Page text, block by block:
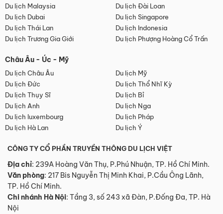
Du lịch Malaysia
Du lịch Đài Loan
Du lịch Dubai
Du lịch Singapore
Du lịch Thái Lan
Du lịch Indonesia
Du lịch Trương Gia Giới
Du lịch Phượng Hoàng Cổ Trấn
Châu Âu - Úc - Mỹ
Du lịch Châu Âu
Du lịch Mỹ
Du lịch Đức
Du lịch Thổ Nhĩ Kỳ
Du lịch Thụy Sĩ
Du lịch Bỉ
Du lịch Anh
Du lịch Nga
Du lịch luxembourg
Du lịch Pháp
Du lịch Hà Lan
Du lịch Ý
CÔNG TY CỔ PHẦN TRUYỀN THÔNG DU LỊCH VIỆT
Địa chỉ: 239A Hoàng Văn Thụ, P.Phú Nhuận, TP. Hồ Chí Minh.
Văn phòng: 217 Bis Nguyễn Thị Minh Khai, P.Cầu Ông Lãnh,
TP. Hồ Chí Minh.
Chi nhánh Hà Nội: Tầng 3, số 243 xã Đàn, P.Đống Đa, TP. Hà
Nội